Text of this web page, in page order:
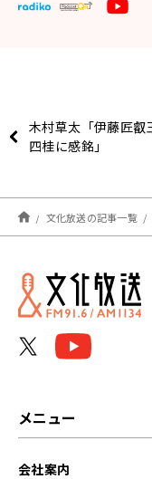
木村草太「伊藤匠叡
四桂に感銘」
文化放送の記事一覧
メニュー
会社案内